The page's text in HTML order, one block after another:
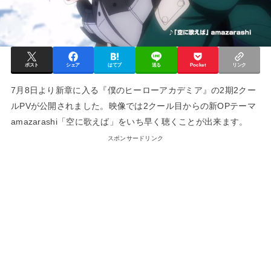
ポスト シェア はてブ 送る Pocket リンク
7月8日より新章に入る『僕のヒーローアカデミア』の2期2クー
ルPVが公開されました。映像では2クール目からの新OPテーマ
amazarashi「空に歌えば」をいち早く聴くことが出来ます。
スポンサードリンク